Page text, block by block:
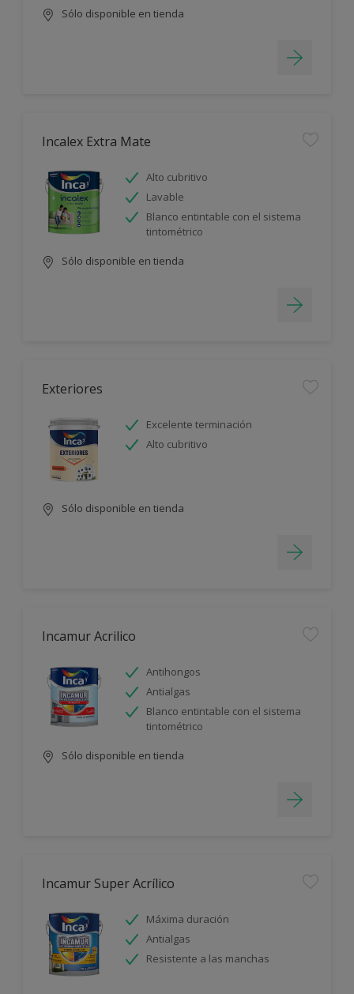
Sólo disponible en tienda
Incalex Extra Mate
Alto cubritivo
Lavable
Blanco entintable con el sistema
tintométrico
Sólo disponible en tienda
Exteriores
Excelente terminación
Alto cubritivo
Sólo disponible en tienda
Incamur Acrilico
Antihongos
Antialgas
Blanco entintable con el sistema
tintométrico
Sólo disponible en tienda
Incamur Super Acrílico
Máxima duración
Antialgas
Resistente a las manchas